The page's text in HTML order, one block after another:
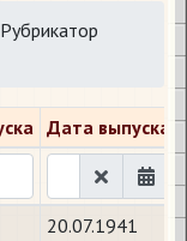
Рубрикатор
Дата выпуска
20.07.1941